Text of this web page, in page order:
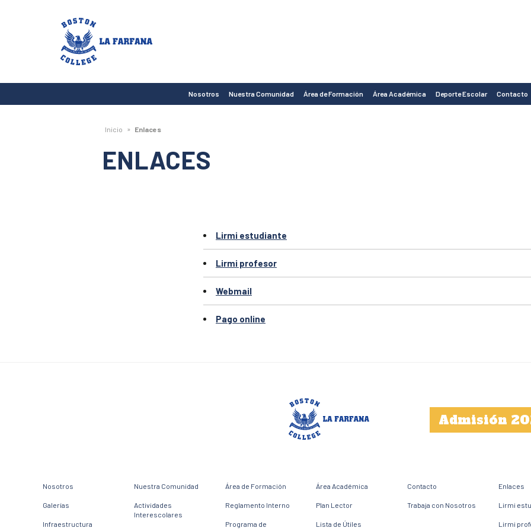
Boston
College
La
Farfana
Nosotros Nuestra Comunidad Área de Formación Área Académica Deporte Escolar Contacto
Inicio » Enlaces
ENLACES
Lirmi estudiante
Lirmi profesor
Webmail
Pago online
Admisión
Nosotros
Galerías
Infraestructura
Nuestra Comunidad
Actividades
Interescolares
Área de Formación
Reglamento Interno
Programa de
Área Académica
Plan Lector
Lista de Útiles
Contacto
Trabaja con Nosotros
Enlaces
Lirmi
Lirmi